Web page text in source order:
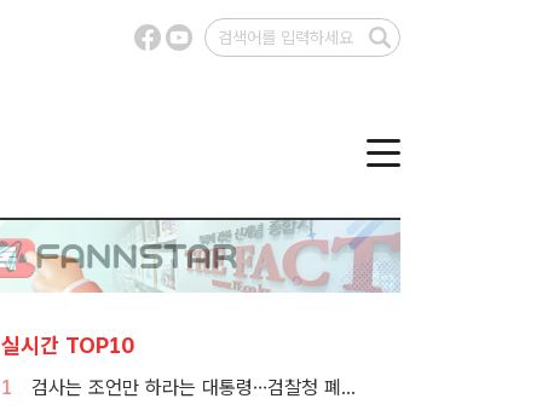
실시간 TOP10
1
검사는 조언만 하라는 대통령…검찰청 폐지 앞둔 합수본 '딜레마'